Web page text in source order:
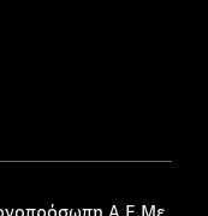
Α.Ε.Με